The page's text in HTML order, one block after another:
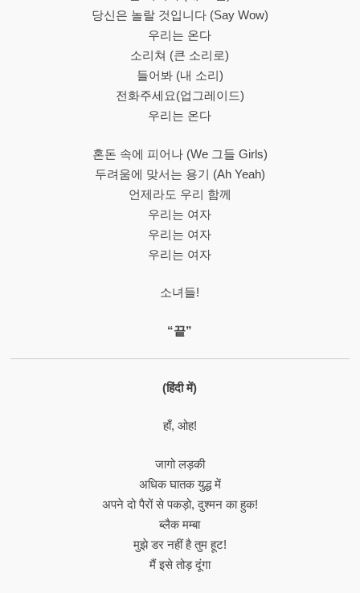
당신은 놀랄 것입니다 (Say Wow)
우리는 온다
소리쳐 (큰 소리로)
들어봐 (내 소리)
전화주세요(업그레이드)
우리는 온다
혼돈 속에 피어나 (We 그들 Girls)
두려움에 맞서는 용기 (Ah Yeah)
언제라도 우리 함께
우리는 여자
우리는 여자
우리는 여자
소녀들!
“끝”
(हिंदी में)
हाँ, ओह!
जागो लड़की
अधिक घातक युद्ध में
अपने दो पैरों से पकड़ो, दुश्मन का हुक!
ब्लैक मम्बा
मुझे डर नहीं है तुम हूट!
मैं इसे तोड़ दूंगा